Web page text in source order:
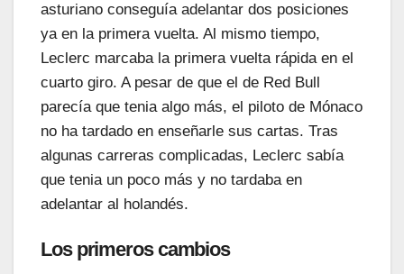
asturiano conseguía adelantar dos posiciones
ya en la primera vuelta. Al mismo tiempo,
Leclerc marcaba la primera vuelta rápida en el
cuarto giro. A pesar de que el de Red Bull
parecía que tenia algo más, el piloto de Mónaco
no ha tardado en enseñarle sus cartas. Tras
algunas carreras complicadas, Leclerc sabía
que tenia un poco más y no tardaba en
adelantar al holandés.
Los primeros cambios